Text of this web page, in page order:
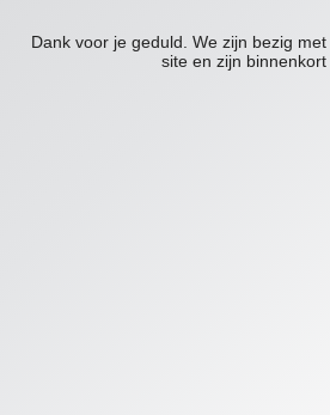
Dank voor je geduld. We zijn bezig
site en zijn binnenkort